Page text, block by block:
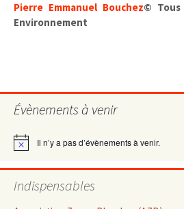
Pierre Emmanuel Bouchez© Tous
Environnement
Évènements à venir
Notice Il n’y a pas d’évènements à venir.
Indispensables